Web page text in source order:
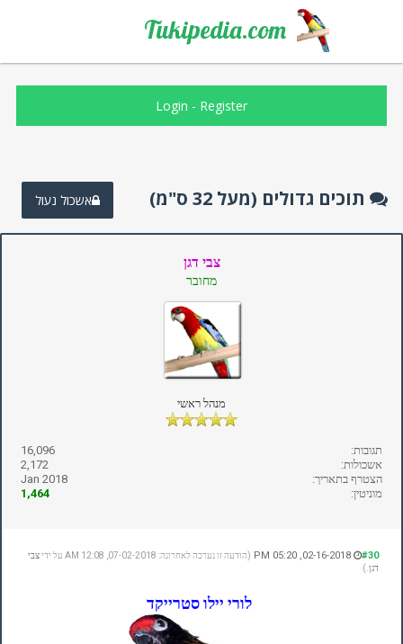
Tukipedia.com
Login - Register
אשכול נעול תוכים גדולים (מעל 32 ס"מ)
צבי דגן
מחובר
מנהל ראשי
תגובות:
16,096
אשכולות:
2,172
הצטרף בתאריך:
Jan 2018
מוניטין:
1,464
#30 (הודעה זו נערכה לאחרונה: 07-02-2018, 12:08 AM על ידי
צבי
דגן .)
לורי יילו סטרייקד